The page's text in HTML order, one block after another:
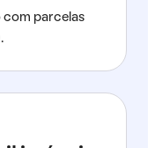
com parcelas